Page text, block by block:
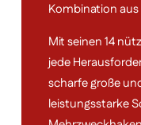
Kombination
Mit seinen 14
jede
scharfe große
leistungsstarke